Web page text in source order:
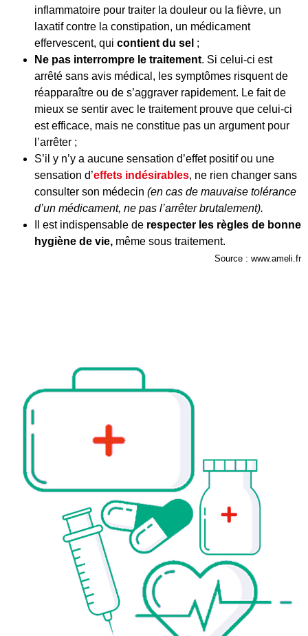
inflammatoire pour traiter la douleur ou la fièvre, un
laxatif contre la constipation, un médicament
effervescent, qui contient du sel ;
Ne pas interrompre le traitement. Si celui-ci est
arrêté sans avis médical, les symptômes risquent de
réapparaître ou de s’aggraver rapidement. Le fait de
mieux se sentir avec le traitement prouve que celui-ci
est efficace, mais ne constitue pas un argument pour
l’arrêter ;
S’il y n’y a aucune sensation d’effet positif ou une
sensation d’effets indésirables, ne rien changer sans
consulter son médecin (en cas de mauvaise tolérance
d’un médicament, ne pas l’arrêter brutalement).
Il est indispensable de respecter les règles de bonne
hygiène de vie, même sous traitement.
Source : www.ameli.fr